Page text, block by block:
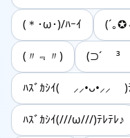
(＊･ω･)/ﾊｰｲ (´｡
(〃﹃〃) (⊃´ ³
ﾊｽﾞｶｼｲ( ⸝⸝•ᴗ•⸝⸝ )
ﾊｽﾞｶｼｲ(///ω///)ﾃﾚﾃﾚ♪